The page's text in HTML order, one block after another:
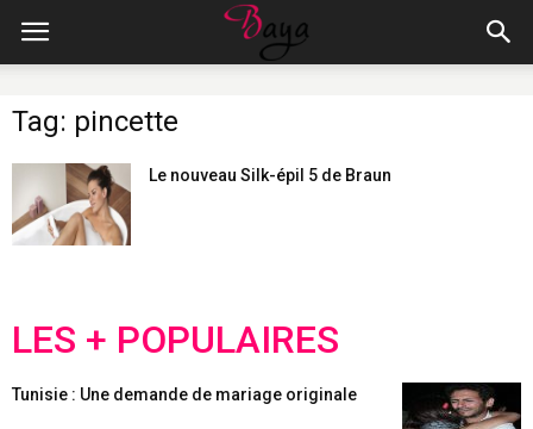
Tag: pincette
Le nouveau Silk-épil 5 de Braun
LES + POPULAIRES
Tunisie : Une demande de mariage originale